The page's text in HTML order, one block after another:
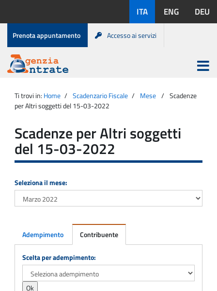
contenuto
disponibili:
ITA ENG DEU
Menu
di
servizio
Prenota appuntamento Accesso ai servizi
Agenzia
Entrate
Apri
menu
principale
Ti trovi in: Home Scadenzario Fiscale Mese
Scadenze
per Altri soggetti del 15-03-2022
Scadenze per Altri soggetti
del 15-03-2022
Seleziona il mese:
Adempimento Contribuente
Adempimento
Scelta per adempimento: